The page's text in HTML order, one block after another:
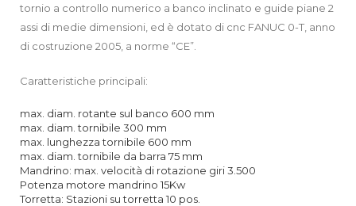
tornio a controllo numerico a banco inclinato e guide piane 2
assi di medie dimensioni, ed è dotato di cnc FANUC 0-T, anno
di costruzione 2005, a norme “CE”.
Caratteristiche principali:
max. diam. rotante sul banco 600 mm
max. diam. tornibile 300 mm
max. lunghezza tornibile 600 mm
max. diam. tornibile da barra 75 mm
Mandrino: max. velocità di rotazione giri 3.500
Potenza motore mandrino 15Kw
Torretta: Stazioni su torretta 10 pos.